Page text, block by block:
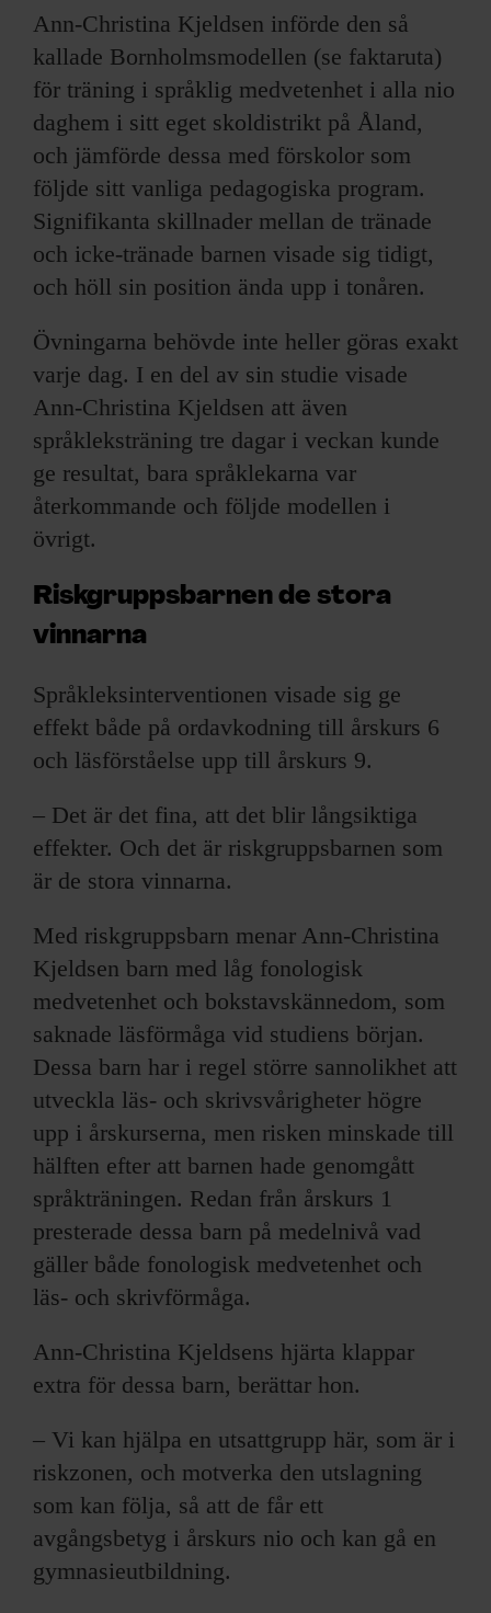
Ann-Christina Kjeldsen införde den så
kallade Bornholmsmodellen (se faktaruta)
för träning i språklig medvetenhet i alla nio
daghem i sitt eget skoldistrikt på Åland,
och jämförde dessa med förskolor som
följde sitt vanliga pedagogiska program.
Signifikanta skillnader mellan de tränade
och icke-tränade barnen visade sig tidigt,
och höll sin position ända upp i tonåren.
Övningarna behövde inte heller göras exakt
varje dag. I en del av sin studie visade
Ann-Christina Kjeldsen att även
språkleksträning tre dagar i veckan kunde
ge resultat, bara språklekarna var
återkommande och följde modellen i
övrigt.
Riskgruppsbarnen de stora
vinnarna
Språkleksinterventionen visade sig ge
effekt både på ordavkodning till årskurs 6
och läsförståelse upp till årskurs 9.
– Det är det fina, att det blir långsiktiga
effekter. Och det är riskgruppsbarnen som
är de stora vinnarna.
Med riskgruppsbarn menar Ann-Christina
Kjeldsen barn med låg fonologisk
medvetenhet och bokstavskännedom, som
saknade läsförmåga vid studiens början.
Dessa barn har i regel större sannolikhet att
utveckla läs- och skrivsvårigheter högre
upp i årskurserna, men risken minskade till
hälften efter att barnen hade genomgått
språkträningen. Redan från årskurs 1
presterade dessa barn på medelnivå vad
gäller både fonologisk medvetenhet och
läs- och skrivförmåga.
Ann-Christina Kjeldsens hjärta klappar
extra för dessa barn, berättar hon.
– Vi kan hjälpa en utsattgrupp här, som är i
riskzonen, och motverka den utslagning
som kan följa, så att de får ett
avgångsbetyg i årskurs nio och kan gå en
gymnasieutbildning.